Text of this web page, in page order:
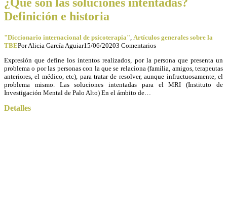
Definición e historia
"Diccionario internacional de psicoterapia" Artículos generales sobre la
TBEPorAlicia García Aguiar15/06/20203 Comentarios
Expresión que define los intentos realizados, por la persona que presenta un
problema o por las personas con la que se relaciona (familia, amigos, terapeutas
anteriores, el médico, etc), para tratar de resolver, aunque infructuosamente, el
problema mismo. Las soluciones intentadas para el MRI (Instituto de
Investigación Mental de Palo Alto) En el ámbito de…
Detalles